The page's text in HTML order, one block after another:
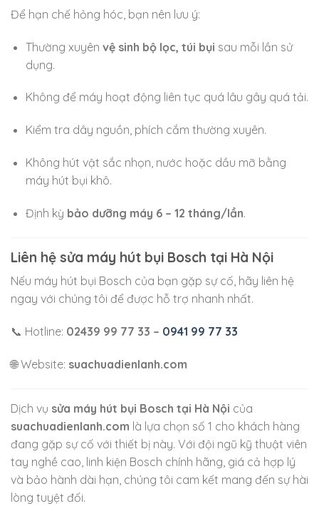
Để hạn chế hỏng hóc, bạn nên lưu ý:
Thường xuyên vệ sinh bộ lọc, túi bụi sau mỗi lần sử
dụng.
Không để máy hoạt động liên tục quá lâu gây quá tải.
Kiểm tra dây nguồn, phích cắm thường xuyên.
Không hút vật sắc nhọn, nước hoặc dầu mỡ bằng
máy hút bụi khô.
Định kỳ bảo dưỡng máy 6 – 12 tháng/lần.
Liên hệ sửa máy hút bụi Bosch tại Hà Nội
Nếu máy hút bụi Bosch của bạn gặp sự cố, hãy liên hệ
ngay với chúng tôi để được hỗ trợ nhanh nhất.
📞 Hotline: 02439 99 77 33 – 0941 99 77 33
🌐 Website: suachuadienlanh.com
Dịch vụ sửa máy hút bụi Bosch tại Hà Nội của
suachuadienlanh.com là lựa chọn số 1 cho khách hàng
đang gặp sự cố với thiết bị này. Với đội ngũ kỹ thuật viên
tay nghề cao, linh kiện Bosch chính hãng, giá cả hợp lý
và bảo hành dài hạn, chúng tôi cam kết mang đến sự hài
lòng tuyệt đối.